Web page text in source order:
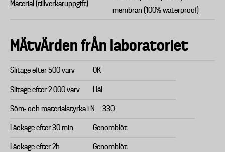
Material (tillverkaruppgift)
membran (100% waterproof)
MÄtvÄrden frÅn laboratoriet
Slitage efter 500 varv OK
Slitage efter 2 000 varv Hål
Söm- och materialstyrka i N 330
Läckage efter 30 min Genomblöt
Läckage efter 2h Genomblöt